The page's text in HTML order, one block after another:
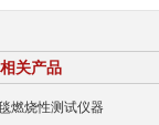
相关产品
燃烧性测试仪器